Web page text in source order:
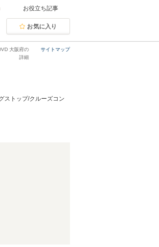
お役立ち記事
お気に入り
サイトマップ
大阪府の
詳細
ストップ/クルーズコン